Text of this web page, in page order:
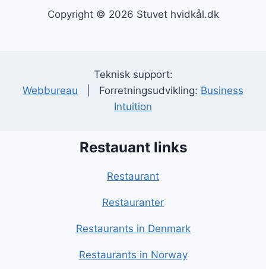
Copyright © 2026 Stuvet hvidkål.dk
Teknisk support:
Webbureau | Forretningsudvikling: Business
Intuition
Restauant links
Restaurant
Restauranter
Restaurants in Denmark
Restaurants in Norway